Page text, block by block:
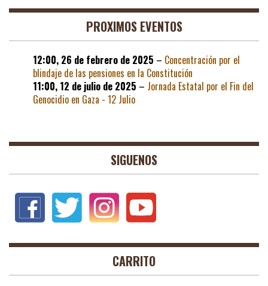
PROXIMOS EVENTOS
12:00, 26 de febrero de 2025 – Concentración por el
blindaje de las pensiones en la Constitución
11:00, 12 de julio de 2025 – Jornada Estatal por el Fin del
Genocidio en Gaza - 12 Julio
SIGUENOS
CARRITO